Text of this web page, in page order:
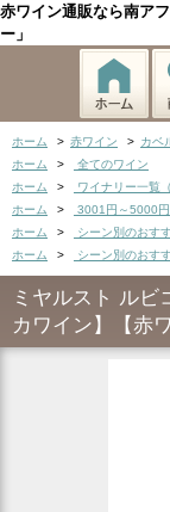
赤ワイン通販なら南ア
ー」
ホーム > 赤ワイン > カベ
ホーム
>
全てのワイン
ホーム
> ワイナリー一覧
ホーム
>
3001円～5000円
ホーム
> シーン別のおす
ホーム
> シーン別のおす
ミヤルスト ルビ
カワイン】【赤